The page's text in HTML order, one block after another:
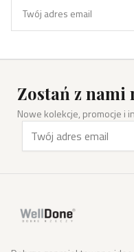
Zostań z nami
Nowe kolekcje, promocje i